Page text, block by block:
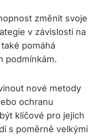
změnit svoje
v závislosti na
pomáhá
podmínkám.
nové metody
ochranu
klíčové pro jejich
s poměrně velkými